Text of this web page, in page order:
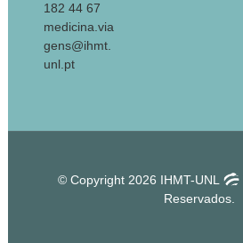
182 44 67
medicina.via
gens@ihmt.
unl.pt
© Copyright 2026 IHMT-UNL
Reservados.